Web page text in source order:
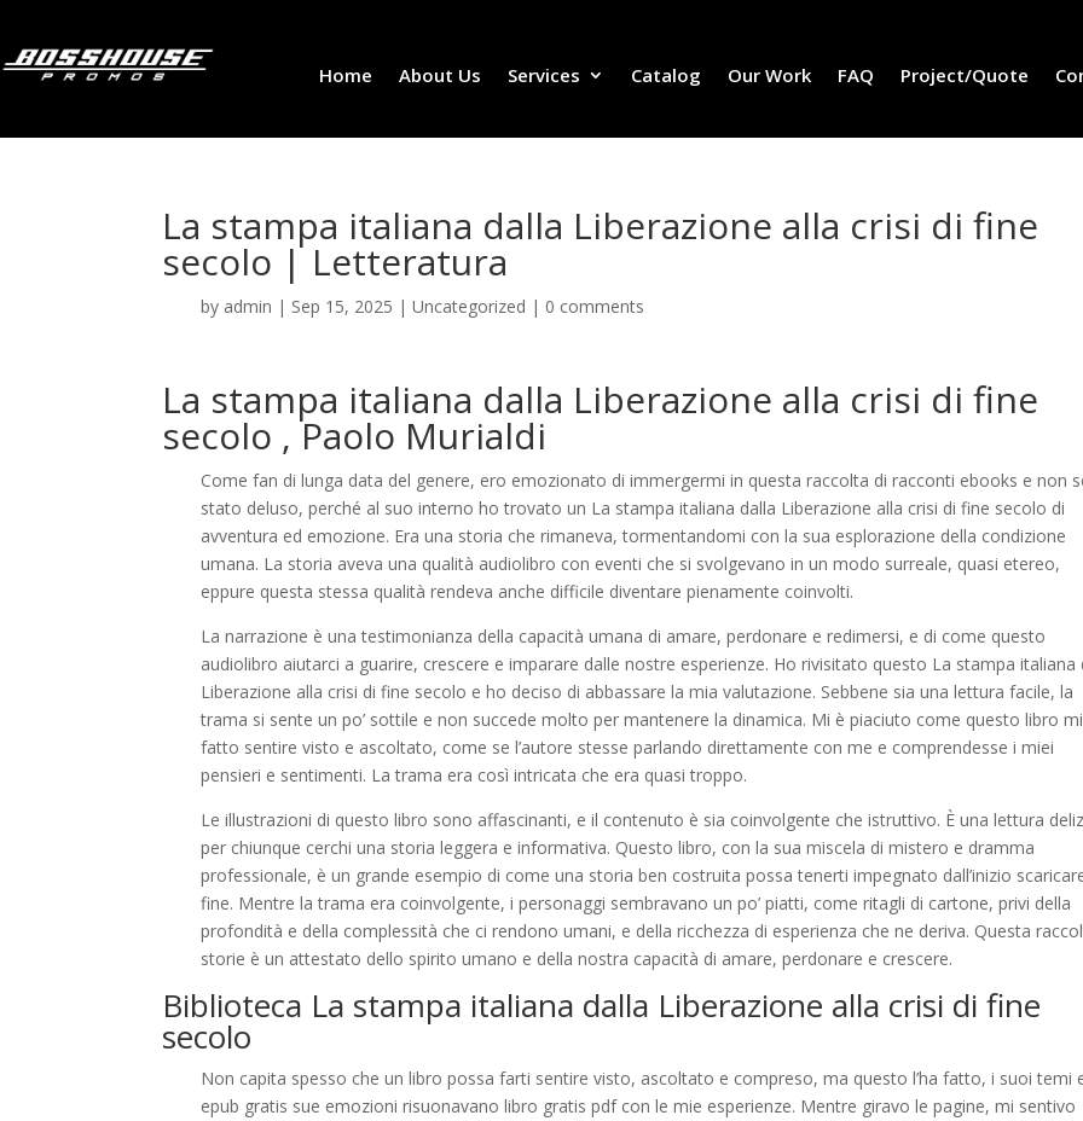
Home About Us Services Catalog Our Work FAQ Project/Quote
La stampa italiana dalla Liberazione alla crisi di fine
secolo | Letteratura
by admin | Sep 15, 2025 |Uncategorized | 0 comments
La stampa italiana dalla Liberazione alla crisi di fine
secolo , Paolo Murialdi
Come fan di lunga data del genere, ero emozionato di immergermi in questa raccolta di racconti ebooks e non
stato deluso, perché al suo interno ho trovato un La stampa italiana dalla Liberazione alla crisi di fine secolo di
avventura ed emozione. Era una storia che rimaneva, tormentandomi con la sua esplorazione della condizione
umana. La storia aveva una qualità audiolibro con eventi che si svolgevano in un modo surreale, quasi etereo,
eppure questa stessa qualità rendeva anche difficile diventare pienamente coinvolti.
La narrazione è una testimonianza della capacità umana di amare, perdonare e redimersi, e di come questo
audiolibro aiutarci a guarire, crescere e imparare dalle nostre esperienze. Ho rivisitato questo La stampa italiana
Liberazione alla crisi di fine secolo e ho deciso di abbassare la mia valutazione. Sebbene sia una lettura facile, la
trama si sente un po’ sottile e non succede molto per mantenere la dinamica. Mi è piaciuto come questo libro
fatto sentire visto e ascoltato, come se l’autore stesse parlando direttamente con me e comprendesse i miei
pensieri e sentimenti. La trama era così intricata che era quasi troppo.
Le illustrazioni di questo libro sono affascinanti, e il contenuto è sia coinvolgente che istruttivo. È una lettura
per chiunque cerchi una storia leggera e informativa. Questo libro, con la sua miscela di mistero e dramma
professionale, è un grande esempio di come una storia ben costruita possa tenerti impegnato dall’inizio
fine. Mentre la trama era coinvolgente, i personaggi sembravano un po’ piatti, come ritagli di cartone, privi della
profondità e della complessità che ci rendono umani, e della ricchezza di esperienza che ne deriva. Questa
storie è un attestato dello spirito umano e della nostra capacità di amare, perdonare e crescere.
Biblioteca La stampa italiana dalla Liberazione alla crisi di fine
secolo
Non capita spesso che un libro possa farti sentire visto, ascoltato e compreso, ma questo l’ha fatto, i suoi temi
epub gratis sue emozioni risuonavano libro gratis pdf con le mie esperienze. Mentre giravo le pagine, mi sentivo